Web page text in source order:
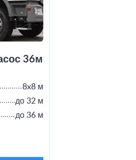
36м
8x8 м
до 32 м
до 36 м